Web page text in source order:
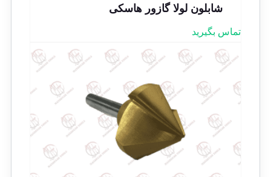
شابلون لولا گازور هاسکی
تماس بگیرید